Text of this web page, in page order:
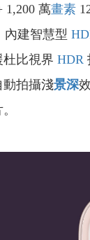
1,200 萬畫素
內建智慧型
比視界 HDR
動拍攝淺景深